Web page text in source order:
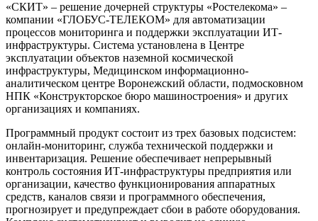
«СКИТ» – решение дочерней структуры «Ростелекома» –
компании «ГЛОБУС-ТЕЛЕКОМ» для автоматизации
процессов мониторинга и поддержки эксплуатации ИТ-
инфраструктуры. Система установлена в Центре
эксплуатации объектов наземной космической
инфраструктуры, Медицинском информационно-
аналитическом центре Воронежский области, подмосковном
НПК «Конструкторское бюро машиностроения» и других
организациях и компаниях.
Программный продукт состоит из трех базовых подсистем:
онлайн-мониторинг, служба технической поддержки и
инвентаризация. Решение обеспечивает непрерывный
контроль состояния ИТ-инфраструктуры предприятия или
организации, качество функционирования аппаратных
средств, каналов связи и программного обеспечения,
прогнозирует и предупреждает сбои в работе оборудования.